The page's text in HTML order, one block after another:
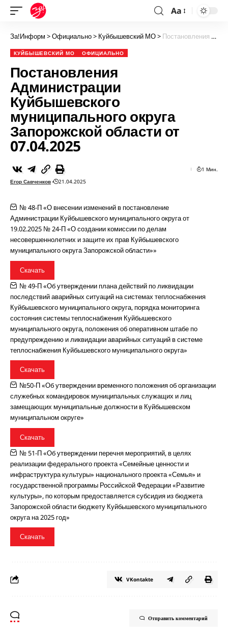
Aa
За!Информ >Официально> Куйбышевский МО> Постановления Администрации Куйбышевского муниципального округа Запорожской области от 07.04.2025
КУЙБЫШЕВСКИЙ МО ОФИЦИАЛЬНО
Постановления
Администрации
Куйбышевского
муниципального округа
Запорожской области от
07.04.2025
Егор Савченков 21.04.2025
1 Мин.
№ 48-П «О внесении изменений в постановление
Администрации Куйбышевского муниципального округа от
19.02.2025 № 24-П «О создании комиссии по делам
несовершеннолетних и защите их прав Куйбышевского
муниципального округа Запорожской области»»
Скачать
№ 49-П «Об утверждении плана действий по ликвидации
последствий аварийных ситуаций на системах теплоснабжения
Куйбышевского муниципального округа, порядка мониторинга
состояния системы теплоснабжения Куйбышевского
муниципального округа, положения об оперативном штабе по
предупреждению и ликвидации аварийных ситуаций в системе
теплоснабжения Куйбышевского муниципального округа»
Скачать
№50-П «Об утверждении временного положения об организации
служебных командировок муниципальных служащих и лиц
замещающих муниципальные должности в Куйбышевском
муниципальном округе»
Скачать
№ 51-П «Об утверждении перечня мероприятий, в целях
реализации федерального проекта «Семейные ценности и
инфраструктура культуры» национального проекта «Семья» и
государственной программы Российской Федерации «Развитие
культуры», по которым предоставляется субсидия из бюджета
Запорожской области бюджету Куйбышевского муниципального
округа на 2025 год»
Скачать
VKontakte
Отправить комментарий